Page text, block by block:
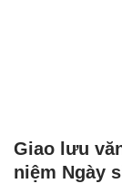
Giao lưu
niệm Ngày